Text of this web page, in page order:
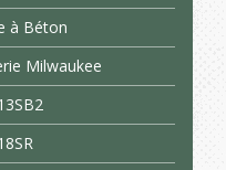
à Béton
Milwaukee